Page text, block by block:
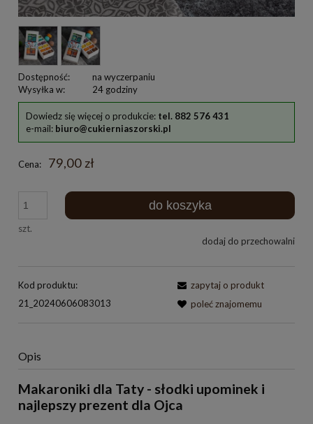
Dostępność:
na wyczerpaniu
Wysyłka w:
24 godziny
Dowiedz się więcej o produkcie: tel. 882 576 431
e-mail: biuro@cukierniaszorski.pl
Cena: 79,00 zł
szt.
do koszyka
dodaj do przechowalni
Kod produktu:
21_20240606083013
zapytaj o produkt
poleć znajomemu
Opis
Makaroniki dla Taty - słodki upominek i
najlepszy prezent dla Ojca